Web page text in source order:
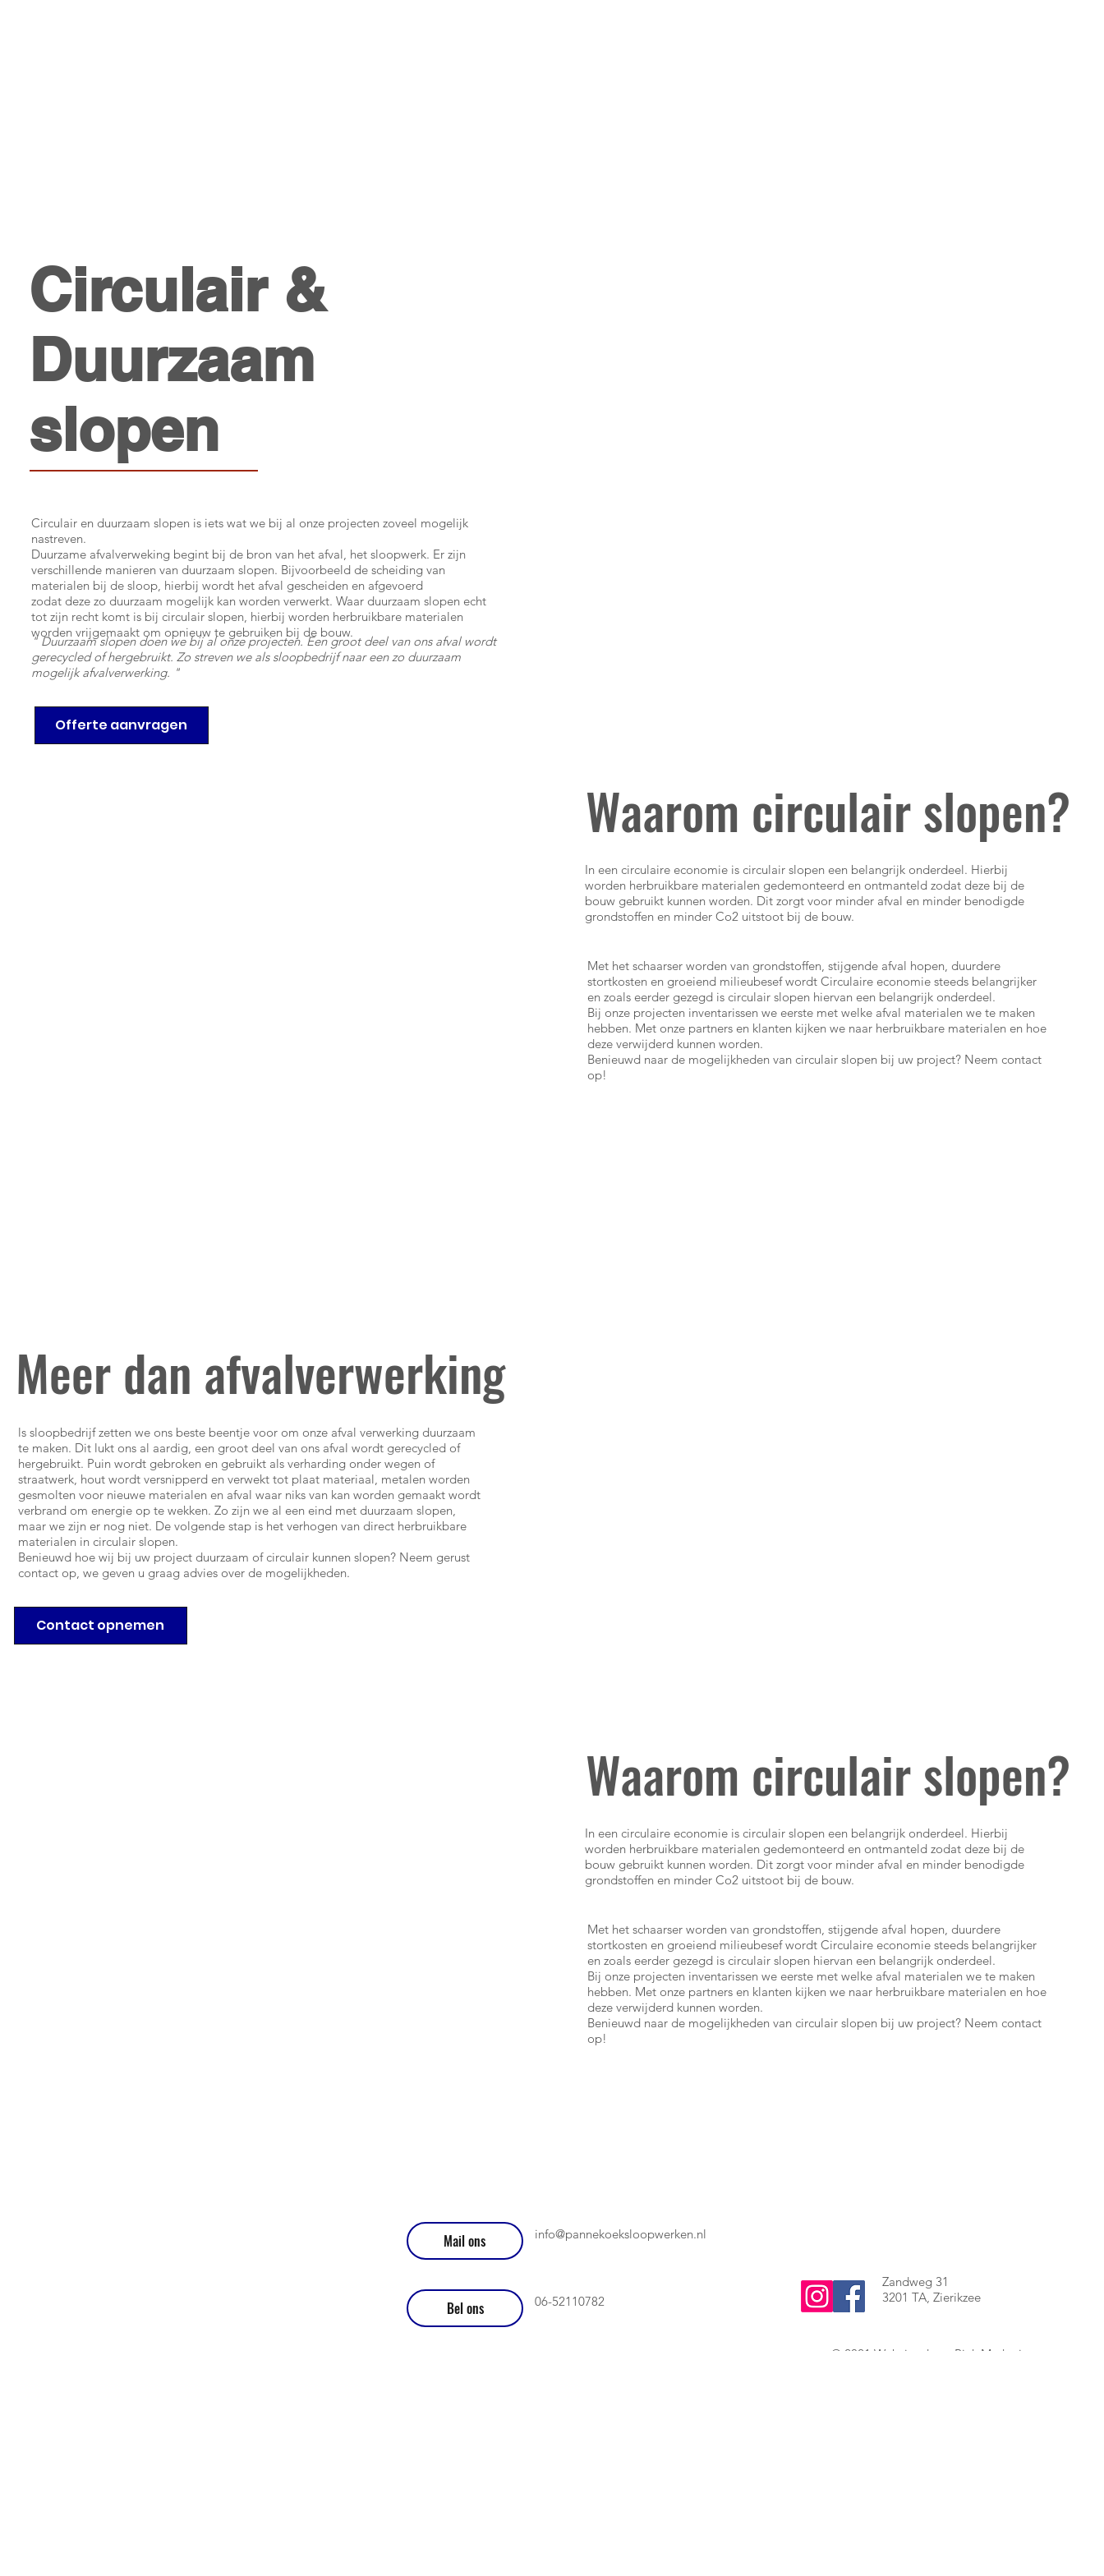
Circulair &
Duurzaam
slopen
Circulair en duurzaam slopen is iets wat we bij al onze projecten zoveel mogelijk
nastreven.
Duurzame afvalverweking begint bij de bron van het afval, het sloopwerk. Er zijn
verschillende manieren van duurzaam slopen. Bijvoorbeeld de scheiding van
materialen bij de sloop, hierbij wordt het afval gescheiden en afgevoerd
zodat deze zo duurzaam mogelijk kan worden verwerkt. Waar duurzaam slopen echt
tot zijn recht komt is bij circulair slopen, hierbij worden herbruikbare materialen
worden vrijgemaakt om opnieuw te gebruiken bij de bouw.
Offerte aanvragen
" Duurzaam slopen doen we bij al onze projecten. Een groot deel van ons afval wordt
gerecycled of hergebruikt. Zo streven we als sloopbedrijf naar een zo duurzaam
mogelijk afvalverwerking. "
Waarom circulair slopen?
Met het schaarser worden van grondstoffen, stijgende afval hopen, duurdere
stortkosten en groeiend milieubesef wordt Circulaire economie steeds belangrijker
en zoals eerder gezegd is circulair slopen hiervan een belangrijk onderdeel.
Bij onze projecten inventarissen we eerste met welke afval materialen we te maken
hebben. Met onze partners en klanten kijken we naar herbruikbare materialen en hoe
deze verwijderd kunnen worden.
Benieuwd naar de mogelijkheden van circulair slopen bij uw project? Neem contact
op!
In een circulaire economie is circulair slopen een belangrijk onderdeel. Hierbij
worden herbruikbare materialen gedemonteerd en ontmanteld zodat deze bij de
bouw gebruikt kunnen worden. Dit zorgt voor minder afval en minder benodigde
grondstoffen en minder Co2 uitstoot bij de bouw.
Meer dan afvalverwerking
Contact opnemen
ls sloopbedrijf zetten we ons beste beentje voor om onze afval verwerking duurzaam
te maken. Dit lukt ons al aardig, een groot deel van ons afval wordt gerecycled of
hergebruikt. Puin wordt gebroken en gebruikt als verharding onder wegen of
straatwerk, hout wordt versnipperd en verwekt tot plaat materiaal, metalen worden
gesmolten voor nieuwe materialen en afval waar niks van kan worden gemaakt wordt
verbrand om energie op te wekken. Zo zijn we al een eind met duurzaam slopen,
maar we zijn er nog niet. De volgende stap is het verhogen van direct herbruikbare
materialen in circulair slopen.
Benieuwd hoe wij bij uw project duurzaam of circulair kunnen slopen? Neem gerust
contact op, we geven u graag advies over de mogelijkheden.
Waarom circulair slopen?
Met het schaarser worden van grondstoffen, stijgende afval hopen, duurdere
stortkosten en groeiend milieubesef wordt Circulaire economie steeds belangrijker
en zoals eerder gezegd is circulair slopen hiervan een belangrijk onderdeel.
Bij onze projecten inventarissen we eerste met welke afval materialen we te maken
hebben. Met onze partners en klanten kijken we naar herbruikbare materialen en hoe
deze verwijderd kunnen worden.
Benieuwd naar de mogelijkheden van circulair slopen bij uw project? Neem contact
op!
In een circulaire economie is circulair slopen een belangrijk onderdeel. Hierbij
worden herbruikbare materialen gedemonteerd en ontmanteld zodat deze bij de
bouw gebruikt kunnen worden. Dit zorgt voor minder afval en minder benodigde
grondstoffen en minder Co2 uitstoot bij de bouw.
Zandweg 31
3201 TA, Zierikzee
© 2021 Website door: Piek Marketing
Bel ons 06-52110782
Mail ons info@pannekoeksloopwerken.nl